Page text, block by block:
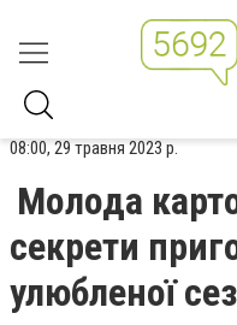
08:00, 29 травня 2023 р.
Молода
секрети
улюбленої